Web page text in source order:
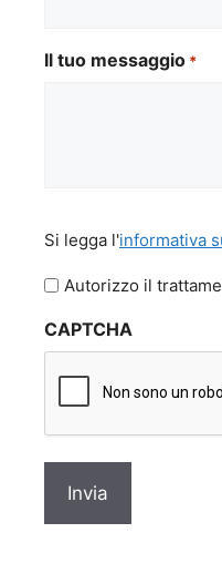
Il tuo messaggio *
legga
l'informativa
privacy
Si legga l'informativa
Autorizzo il
CAPTCHA